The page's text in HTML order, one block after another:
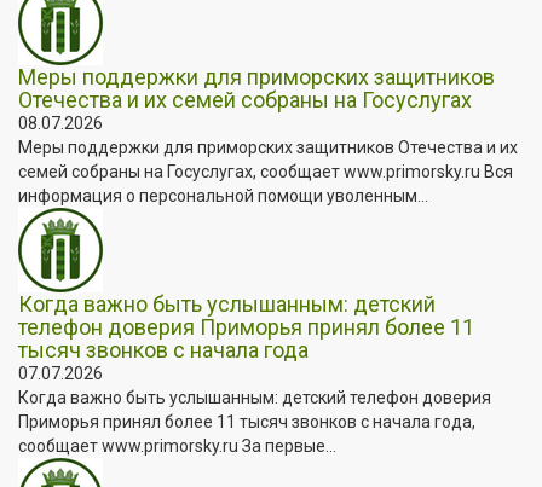
Меры поддержки для приморских защитников
Отечества и их семей собраны на Госуслугах
08.07.2026
Меры поддержки для приморских защитников Отечества и их
семей собраны на Госуслугах, сообщает www.primorsky.ru Вся
информация о персональной помощи уволенным...
Когда важно быть услышанным: детский
телефон доверия Приморья принял более 11
тысяч звонков с начала года
07.07.2026
Когда важно быть услышанным: детский телефон доверия
Приморья принял более 11 тысяч звонков с начала года,
сообщает www.primorsky.ru За первые...